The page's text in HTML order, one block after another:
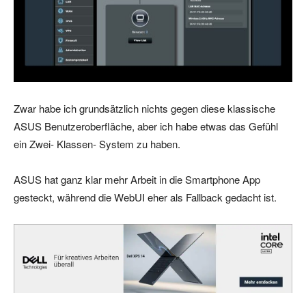
Zwar habe ich grundsätzlich nichts gegen diese klassische
ASUS Benutzeroberfläche, aber ich habe etwas das Gefühl
ein Zwei- Klassen- System zu haben.
ASUS hat ganz klar mehr Arbeit in die Smartphone App
gesteckt, während die WebUI eher als Fallback gedacht ist.